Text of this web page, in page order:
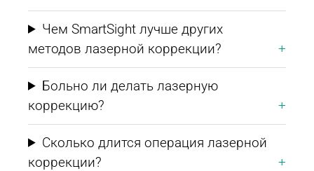
Чем SmartSight лучше других
методов лазерной коррекции?
Больно ли делать лазерную
коррекцию?
Сколько длится операция лазерной
коррекции?